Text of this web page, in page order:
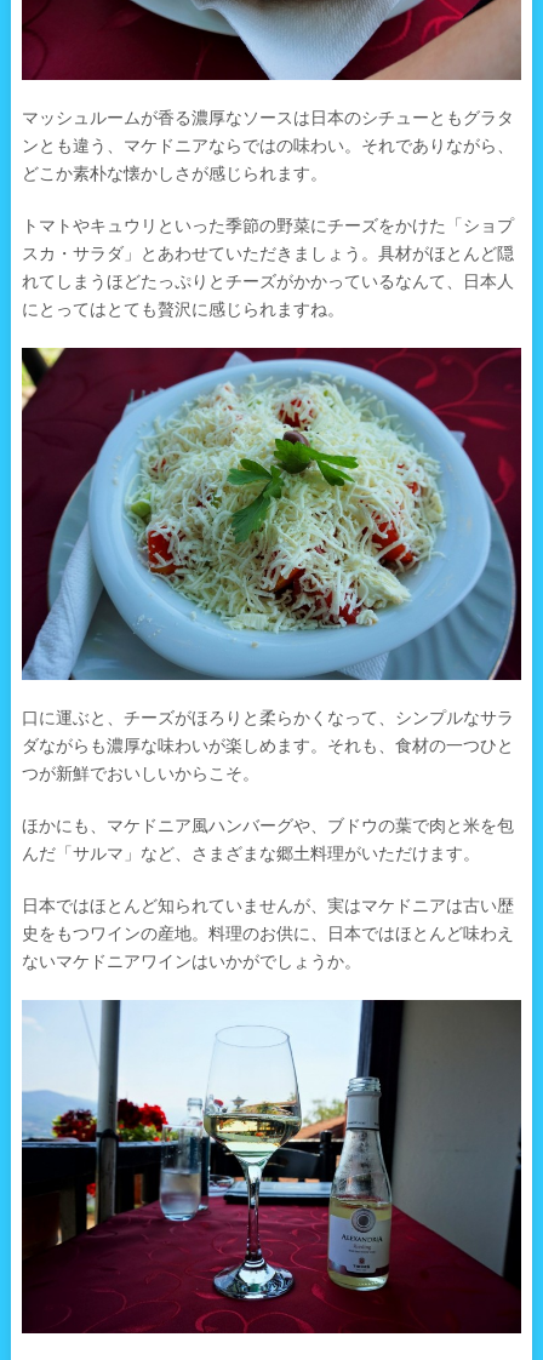
マッシュルームが香る濃厚なソースは日本のシチューともグラタ
ンとも違う、マケドニアならではの味わい。それでありながら、
どこか素朴な懐かしさが感じられます。
トマトやキュウリといった季節の野菜にチーズをかけた「ショプ
スカ・サラダ」とあわせていただきましょう。具材がほとんど隠
れてしまうほどたっぷりとチーズがかかっているなんて、日本人
にとってはとても贅沢に感じられますね。
口に運ぶと、チーズがほろりと柔らかくなって、シンプルなサラ
ダながらも濃厚な味わいが楽しめます。それも、食材の一つひと
つが新鮮でおいしいからこそ。
ほかにも、マケドニア風ハンバーグや、ブドウの葉で肉と米を包
んだ「サルマ」など、さまざまな郷土料理がいただけます。
日本ではほとんど知られていませんが、実はマケドニアは古い歴
史をもつワインの産地。料理のお供に、日本ではほとんど味わえ
ないマケドニアワインはいかがでしょうか。